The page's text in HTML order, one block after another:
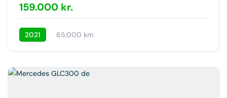
159.000 kr.
2021 65.000 km